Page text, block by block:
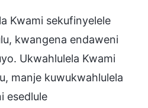
Kwami sekufinyelele
kwangena endaweni
Ukwahlulela Kwami
manje kuwukwahlulela
esedlule